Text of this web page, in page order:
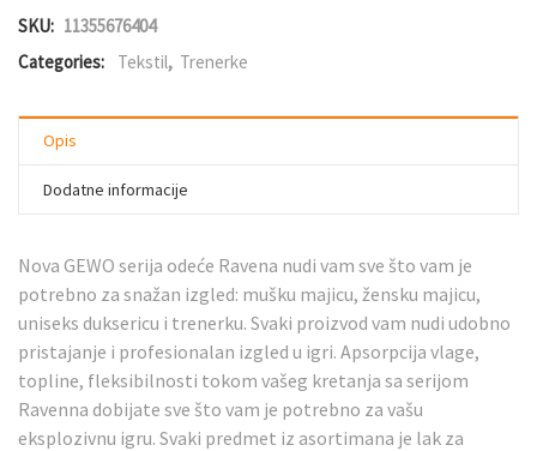
SKU: 11355676404
Categories:
Tekstil, Trenerke
Opis
Dodatne informacije
Nova GEWO serija odeće Ravena nudi vam sve što vam je
potrebno za snažan izgled: mušku majicu, žensku majicu,
uniseks duksericu i trenerku. Svaki proizvod vam nudi udobno
pristajanje i profesionalan izgled u igri. Apsorpcija vlage,
topline, fleksibilnosti tokom vašeg kretanja sa serijom
Ravenna dobijate sve što vam je potrebno za vašu
eksplozivnu igru. Svaki predmet iz asortimana je lak za